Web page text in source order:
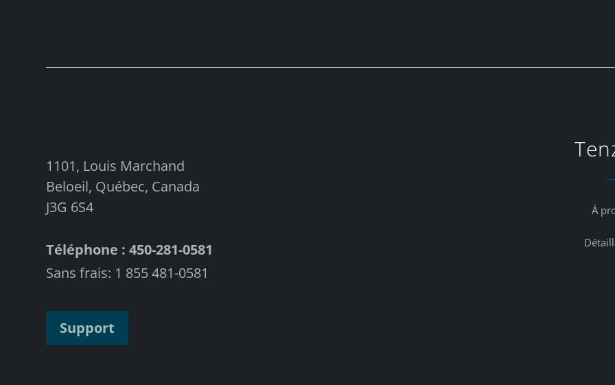
1101, Louis Marchand
Beloeil, Québec, Canada
J3G 6S4
Téléphone : 450-281-0581
Sans frais: 1 855 481-0581
Support
À